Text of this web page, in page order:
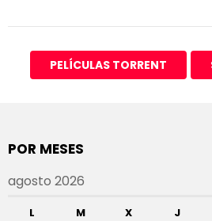
PELÍCULAS TORRENT
POR MESES
agosto 2026
L M X J